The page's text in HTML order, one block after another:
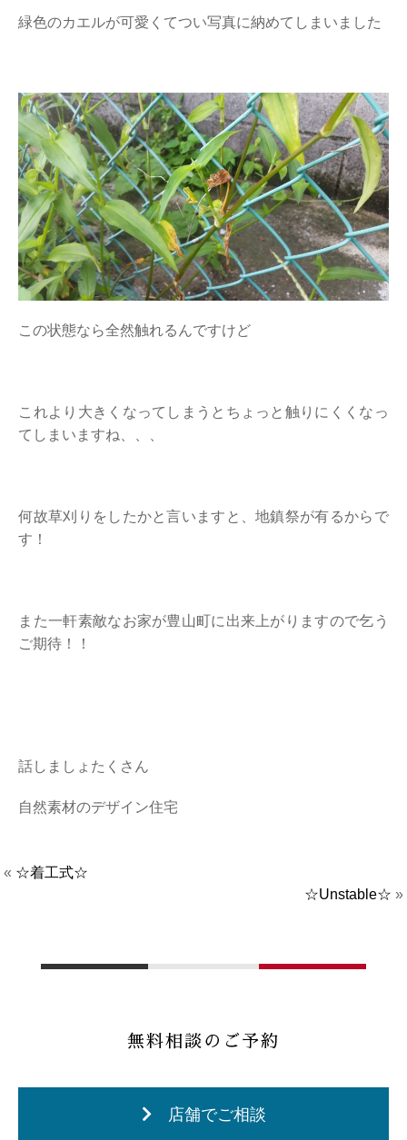
緑色のカエルが可愛くてつい写真に納めてしまいました
この状態なら全然触れるんですけど
これより大きくなってしまうとちょっと触りにくくなっ
てしまいますね、、、
何故草刈りをしたかと言いますと、地鎮祭が有るからで
す！
また一軒素敵なお家が豊山町に出来上がりますので乞う
ご期待！！
話しましょたくさん
自然素材のデザイン住宅
« ☆着工式☆
☆Unstable☆ »
無料相談のご予約
店舗でご相談